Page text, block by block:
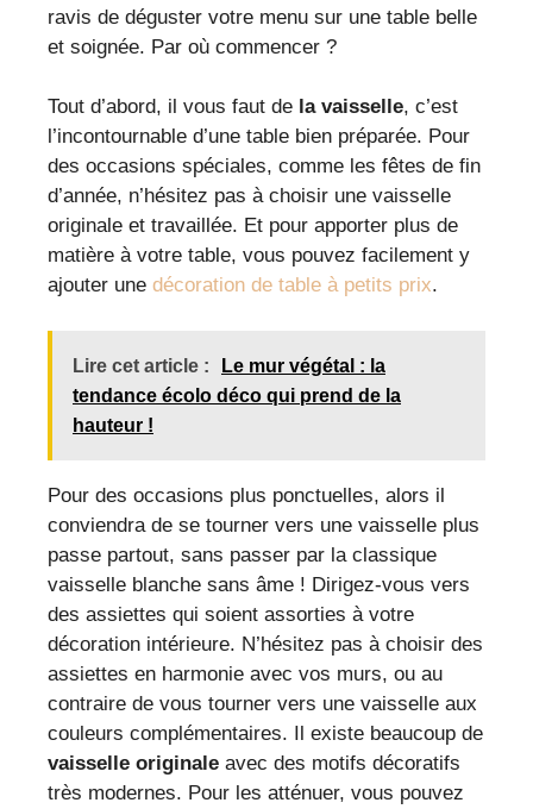
ravis de déguster votre menu sur une table belle
et soignée. Par où commencer ?
Tout d’abord, il vous faut de la vaisselle, c’est
l’incontournable d’une table bien préparée. Pour
des occasions spéciales, comme les fêtes de fin
d’année, n’hésitez pas à choisir une vaisselle
originale et travaillée. Et pour apporter plus de
matière à votre table, vous pouvez facilement y
ajouter une décoration de table à petits prix.
Lire cet article :
Le mur végétal : la
tendance écolo déco qui prend de la
hauteur !
Pour des occasions plus ponctuelles, alors il
conviendra de se tourner vers une vaisselle plus
passe partout, sans passer par la classique
vaisselle blanche sans âme ! Dirigez-vous vers
des assiettes qui soient assorties à votre
décoration intérieure. N’hésitez pas à choisir des
assiettes en harmonie avec vos murs, ou au
contraire de vous tourner vers une vaisselle aux
couleurs complémentaires. Il existe beaucoup de
vaisselle originale avec des motifs décoratifs
très modernes. Pour les atténuer, vous pouvez